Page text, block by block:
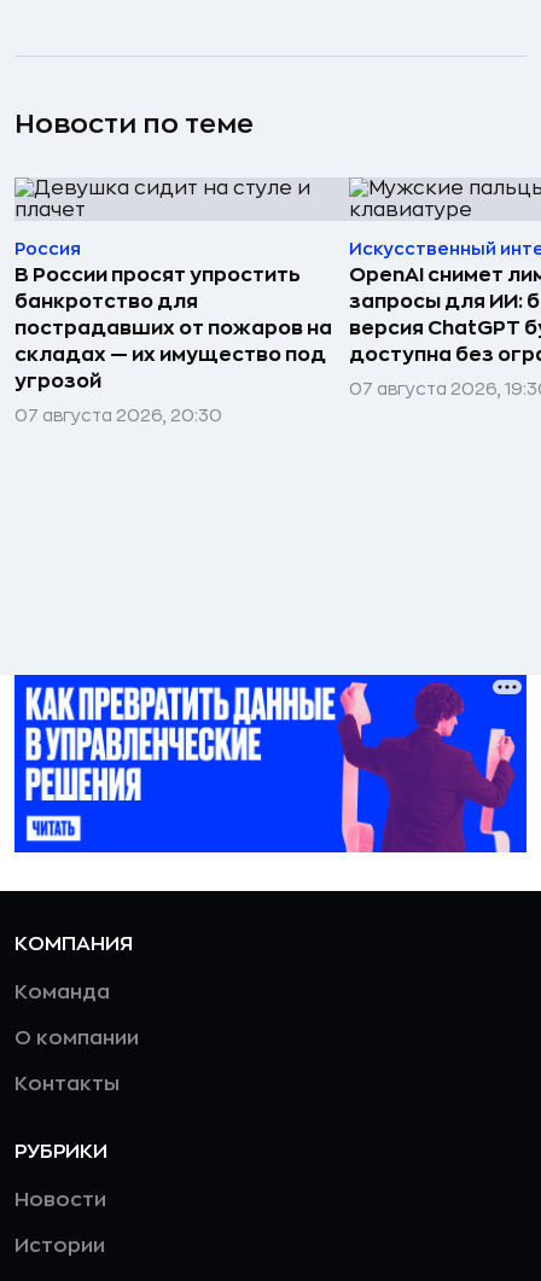
Новости по теме
Россия
В России просят упростить
банкротство для
пострадавших от пожаров на
складах — их имущество под
угрозой
07 августа 2026, 20:30
Искусственный
OpenAI снимет
запросы для ИИ:
версия ChatGPT
доступна без
07 августа 2026,
КОМПАНИЯ
Команда
О компании
Контакты
РУБРИКИ
Новости
Истории